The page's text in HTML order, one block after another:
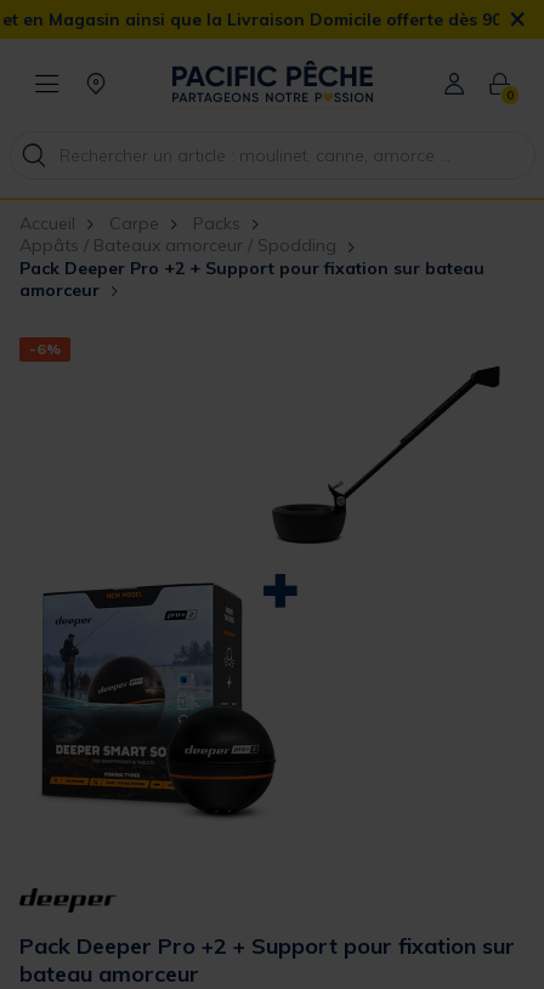
ainsi que la Livraison Domicile offerte dès 90€ ×
0
Accueil Carpe
Packs
Appâts / Bateaux amorceur / Spodding
Pack Deeper Pro +2 + Support pour fixation sur bateau
amorceur
-6%
Pack Deeper Pro +2 + Support pour fixation sur
bateau amorceur